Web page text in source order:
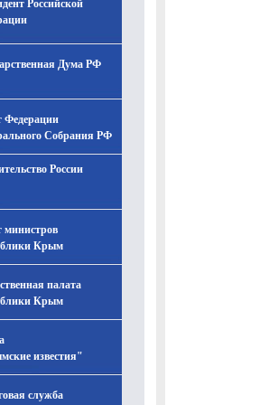
с хорошим советом, это
Он никогда не бывает
того, кто его дал.
очень не люблю, когда их
мне.
Российской
Дума РФ
Федерации
Собрания РФ
России
министров
Крым
палата
Крым
известия"
служба